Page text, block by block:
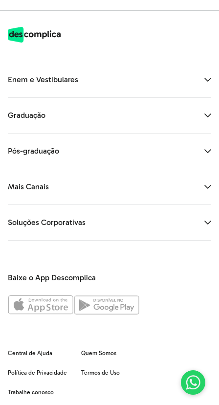
Enem e Vestibulares
Graduação
Pós-graduação
Mais Canais
Soluções Corporativas
Baixe o App Descomplica
Central de Ajuda Quem Somos
Política de Privacidade Termos de Uso
Trabalhe conosco